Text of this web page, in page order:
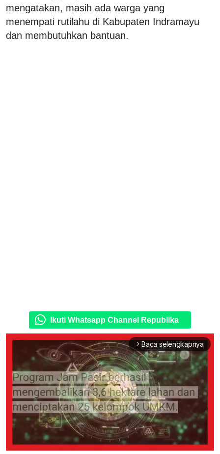
mengatakan, masih ada warga yang
menempati rutilahu di Kabupaten Indramayu
dan membutuhkan bantuan.
Ikuti Whatsapp Channel Republika
arrow_forward_ios Baca selengkapnya